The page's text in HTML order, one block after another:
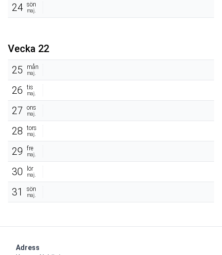
24 sön
maj.
Vecka 22
25
mån
maj.
26 tis
maj.
27 ons
maj.
28 tors
maj.
29 fre
maj.
30 lör
maj.
31 sön
maj.
Adress